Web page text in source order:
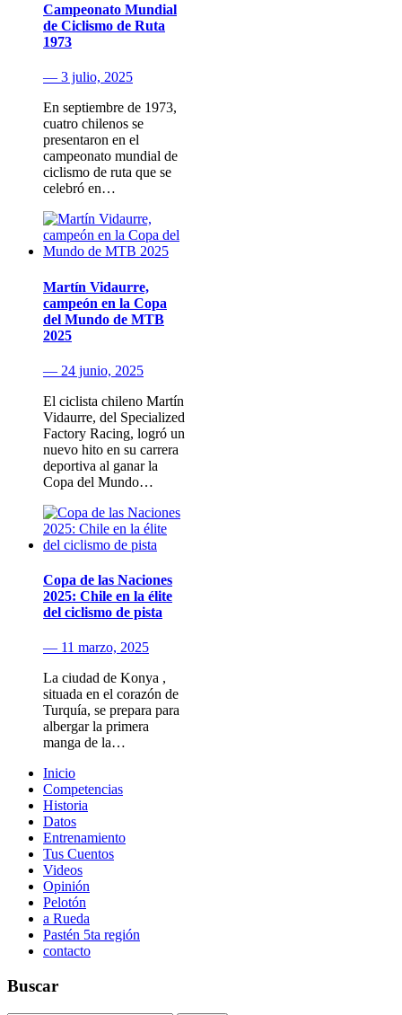
Campeonato Mundial
de Ciclismo de Ruta
1973
— 3 julio, 2025
En septiembre de 1973,
cuatro chilenos se
presentaron en el
campeonato mundial de
ciclismo de ruta que se
celebró en…
Martín Vidaurre,
campeón en la Copa
del Mundo de MTB
2025
— 24 junio, 2025
El ciclista chileno Martín
Vidaurre, del Specialized
Factory Racing, logró un
nuevo hito en su carrera
deportiva al ganar la
Copa del Mundo…
Copa de las Naciones
2025: Chile en la élite
del ciclismo de pista
— 11 marzo, 2025
La ciudad de Konya ,
situada en el corazón de
Turquía, se prepara para
albergar la primera
manga de la…
Inicio
Competencias
Historia
Datos
Entrenamiento
Tus Cuentos
Videos
Opinión
Pelotón
a Rueda
Pastén 5ta región
contacto
Buscar